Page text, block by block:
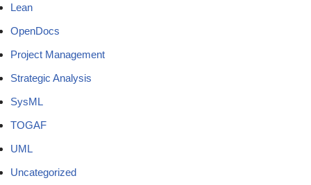
Lean
OpenDocs
Project Management
Strategic Analysis
SysML
TOGAF
UML
Uncategorized